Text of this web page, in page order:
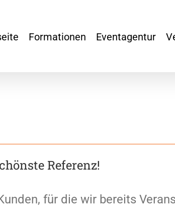
Formationen Eventagentur
Referenz!
für die wir bereits